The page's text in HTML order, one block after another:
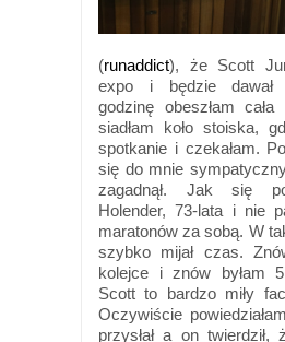
(runaddict), że Scott
expo i będzie dawał
godzinę obeszłam
siadłam koło stoiska,
spotkanie i czekałam.
się do mnie
zagadnął. Jak się
Holender, 73-lata i nie
maratonów za sobą. W
szybko mijał czas.
kolejce i znów byłam
Scott to bardzo miły
Oczywiście
przysłał a on twierdził,